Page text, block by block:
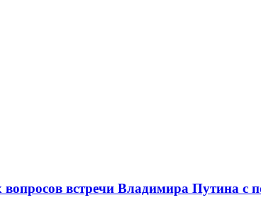
встречи Владимира Путина с